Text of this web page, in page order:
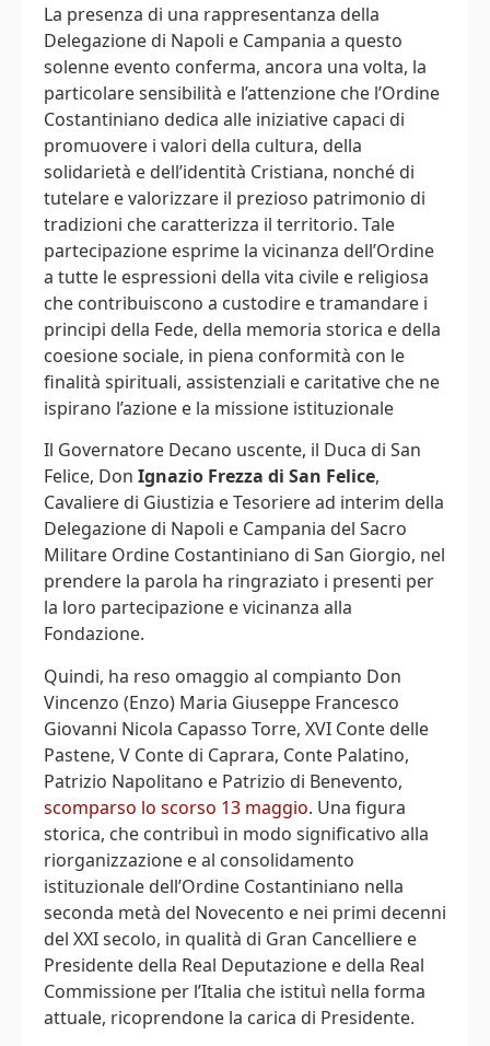
La presenza di una rappresentanza della
Delegazione di Napoli e Campania a questo
solenne evento conferma, ancora una volta, la
particolare sensibilità e l’attenzione che l’Ordine
Costantiniano dedica alle iniziative capaci di
promuovere i valori della cultura, della
solidarietà e dell’identità Cristiana, nonché di
tutelare e valorizzare il prezioso patrimonio di
tradizioni che caratterizza il territorio. Tale
partecipazione esprime la vicinanza dell’Ordine
a tutte le espressioni della vita civile e religiosa
che contribuiscono a custodire e tramandare i
principi della Fede, della memoria storica e della
coesione sociale, in piena conformità con le
finalità spirituali, assistenziali e caritative che ne
ispirano l’azione e la missione istituzionale
Il Governatore Decano uscente, il Duca di San
Felice, Don Ignazio Frezza di San Felice,
Cavaliere di Giustizia e Tesoriere ad interim della
Delegazione di Napoli e Campania del Sacro
Militare Ordine Costantiniano di San Giorgio, nel
prendere la parola ha ringraziato i presenti per
la loro partecipazione e vicinanza alla
Fondazione.
Quindi, ha reso omaggio al compianto Don
Vincenzo (Enzo) Maria Giuseppe Francesco
Giovanni Nicola Capasso Torre, XVI Conte delle
Pastene, V Conte di Caprara, Conte Palatino,
Patrizio Napolitano e Patrizio di Benevento,
scomparso lo scorso 13 maggio. Una figura
storica, che contribuì in modo significativo alla
riorganizzazione e al consolidamento
istituzionale dell’Ordine Costantiniano nella
seconda metà del Novecento e nei primi decenni
del XXI secolo, in qualità di Gran Cancelliere e
Presidente della Real Deputazione e della Real
Commissione per l’Italia che istituì nella forma
attuale, ricoprendone la carica di Presidente.